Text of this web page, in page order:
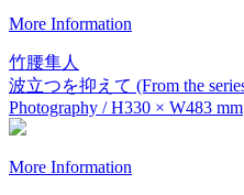
More Information
竹腰隼人
波立つを抑えて (From the
Photography / H330 × W483 mm
More Information